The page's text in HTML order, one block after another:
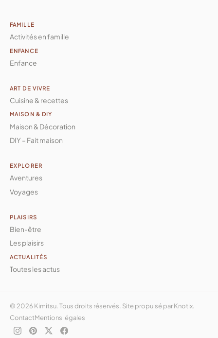
FAMILLE
Activités en famille
ENFANCE
Enfance
ART DE VIVRE
Cuisine & recettes
MAISON & DIY
Maison & Décoration
DIY – Fait maison
EXPLORER
Aventures
Voyages
PLAISIRS
Bien-être
Les plaisirs
ACTUALITÉS
Toutes les actus
© 2026 Kimitsu. Tous droits réservés. Site propulsé parKnotix.
ContactMentions légales